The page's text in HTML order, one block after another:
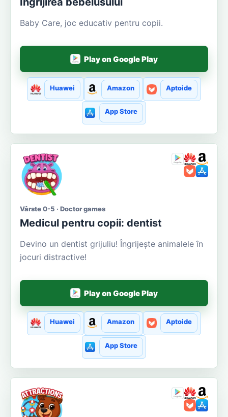
Baby Care, joc educativ pentru copii.
Play on Google Play
Huawei Amazon Aptoide
App Store
Vârste 0-5 · Doctor games
Medicul pentru copii: dentist
Devino un dentist grijuliu! Îngrijește animalele în
jocuri distractive!
Play on Google Play
Huawei Amazon Aptoide
App Store